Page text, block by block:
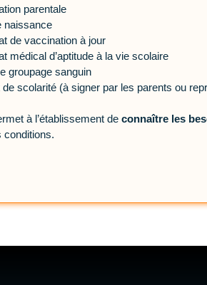
parentale
naissance
de vaccination à jour
médical d’aptitude à la vie scolaire
groupage sanguin
de scolarité (à signer par les parents ou
à l’établissement de connaître les
conditions.